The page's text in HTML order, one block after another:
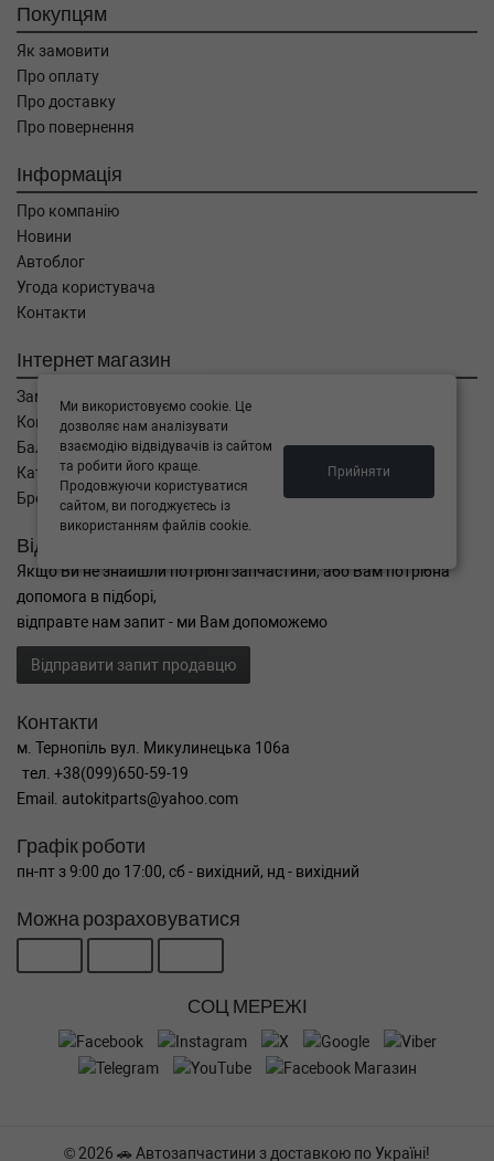
Покупцям
Як замовити
Про оплату
Про доставку
Про повернення
Інформація
Про компанію
Новини
Автоблог
Угода користувача
Контакти
Інтернет магазин
Замовлення
Кошик
Баланс
Каталог товарів
Бренди
Відправити запит
Якщо Ви не знайшли потрібні запчастини, або Вам потрібна
допомога в підборі,
відправте нам запит - ми Вам допоможемо
Відправити запит продавцю
Контакти
м. Тернопіль вул. Микулинецька 106а
тел. +38(099)650-59-19
Email. autokitparts@yahoo.com
Графік роботи
пн-пт з 9:00 до 17:00, сб - вихідний, нд - вихідний
Можна розраховуватися
СОЦ МЕРЕЖІ
© 2026 🚗 Автозапчастини з доставкою по Україні!
Ми використовуємо cookie. Це
дозволяє нам аналізувати
взаємодію відвідувачів із сайтом
та робити його краще.
Продовжуючи користуватися
сайтом, ви погоджуєтесь із
використанням файлів cookie.
Прийняти